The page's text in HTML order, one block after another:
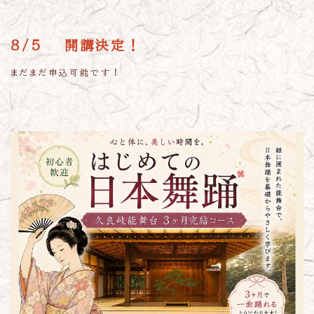
8/5 開講決定！
まだまだ申込可能です！